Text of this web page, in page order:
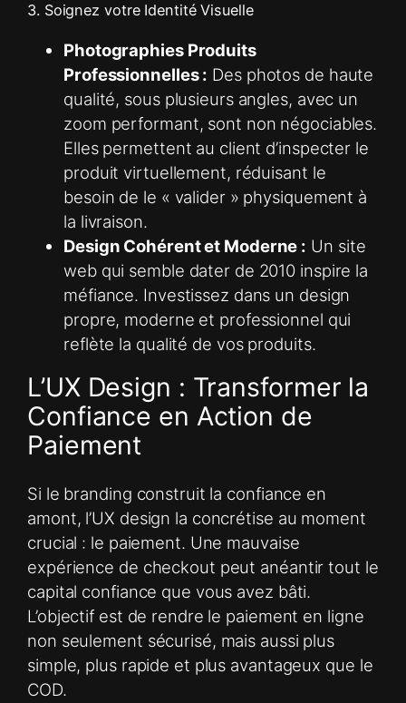
3. Soignez votre Identité Visuelle
Photographies Produits
Professionnelles : Des photos de haute
qualité, sous plusieurs angles, avec un
zoom performant, sont non négociables.
Elles permettent au client d’inspecter le
produit virtuellement, réduisant le
besoin de le « valider » physiquement à
la livraison.
Design Cohérent et Moderne : Un site
web qui semble dater de 2010 inspire la
méfiance. Investissez dans un design
propre, moderne et professionnel qui
reflète la qualité de vos produits.
L’UX Design : Transformer la
Confiance en Action de
Paiement
Si le branding construit la confiance en
amont, l’UX design la concrétise au moment
crucial : le paiement. Une mauvaise
expérience de checkout peut anéantir tout le
capital confiance que vous avez bâti.
L’objectif est de rendre le paiement en ligne
non seulement sécurisé, mais aussi plus
simple, plus rapide et plus avantageux que le
COD.